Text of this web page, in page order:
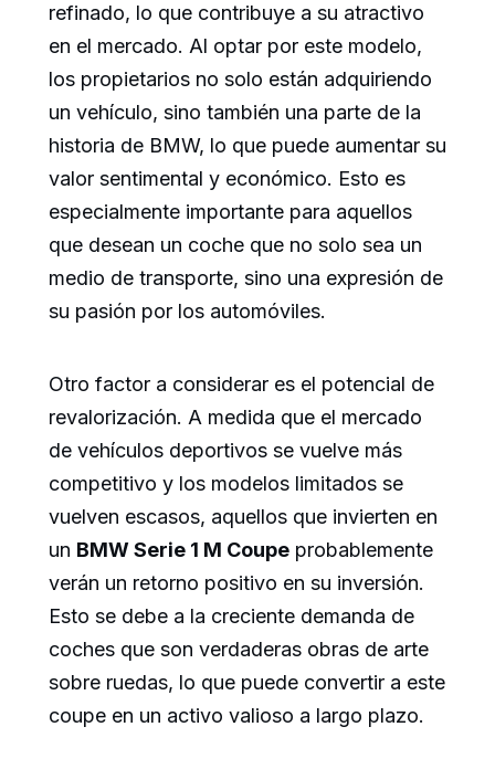
refinado, lo que contribuye a su atractivo
en el mercado. Al optar por este modelo,
los propietarios no solo están adquiriendo
un vehículo, sino también una parte de la
historia de BMW, lo que puede aumentar su
valor sentimental y económico. Esto es
especialmente importante para aquellos
que desean un coche que no solo sea un
medio de transporte, sino una expresión de
su pasión por los automóviles.
Otro factor a considerar es el potencial de
revalorización. A medida que el mercado
de vehículos deportivos se vuelve más
competitivo y los modelos limitados se
vuelven escasos, aquellos que invierten en
un BMW Serie 1 M Coupe probablemente
verán un retorno positivo en su inversión.
Esto se debe a la creciente demanda de
coches que son verdaderas obras de arte
sobre ruedas, lo que puede convertir a este
coupe en un activo valioso a largo plazo.